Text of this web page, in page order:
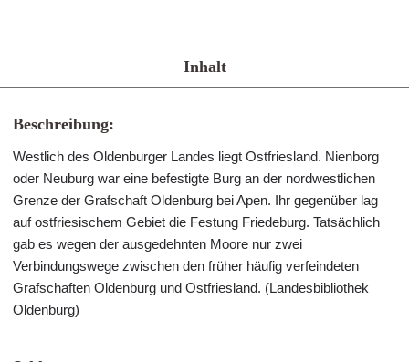
Inhalt
Beschreibung:
Westlich des Oldenburger Landes liegt Ostfriesland. Nienborg
oder Neuburg war eine befestigte Burg an der nordwestlichen
Grenze der Grafschaft Oldenburg bei Apen. Ihr gegenüber lag
auf ostfriesischem Gebiet die Festung Friedeburg. Tatsächlich
gab es wegen der ausgedehnten Moore nur zwei
Verbindungswege zwischen den früher häufig verfeindeten
Grafschaften Oldenburg und Ostfriesland. (Landesbibliothek
Oldenburg)